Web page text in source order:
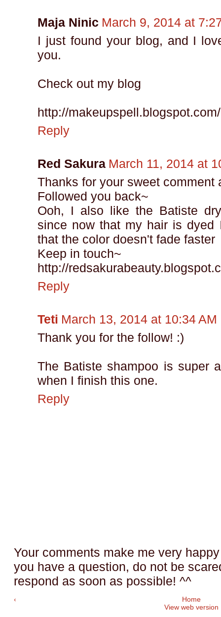
Maja Ninic March 9, 2014 at
I just found your blog, and I
you.
Check out my blog
http://makeupspell.blogspot.com/
Reply
Red Sakura March 11, 2014 at
Thanks for your sweet comment
Followed you back~
Ooh, I also like the Batiste
since now that my hair is
that the color doesn't fade faster
Keep in touch~
http://
Reply
Teti March 13, 2014 at 10:34 AM
Thank you for the follow! :)
The Batiste shampoo is super
when I finish this one.
Reply
Your comments make me very
you have a question, do not be
respond as soon as possible! ^^
‹
Home
View web version